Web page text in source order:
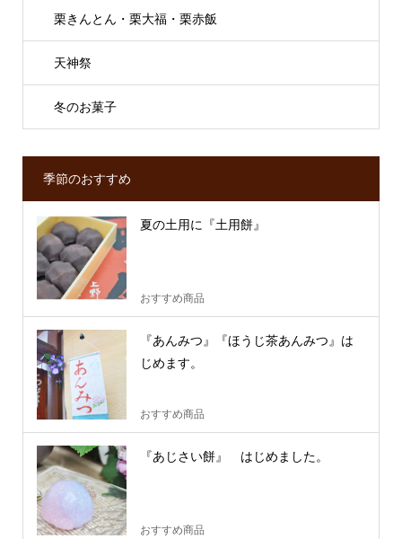
栗きんとん・栗大福・栗赤飯
天神祭
冬のお菓子
季節のおすすめ
夏の土用に『土用餅』
おすすめ商品
『あんみつ』『ほうじ茶あんみつ』は
じめます。
おすすめ商品
『あじさい餅』 はじめました。
おすすめ商品